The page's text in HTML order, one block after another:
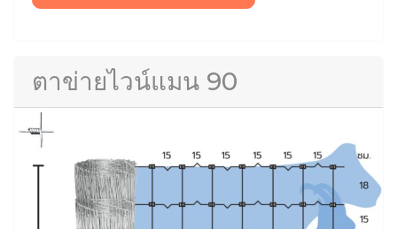
ตาข่ายไวน์แมน 90